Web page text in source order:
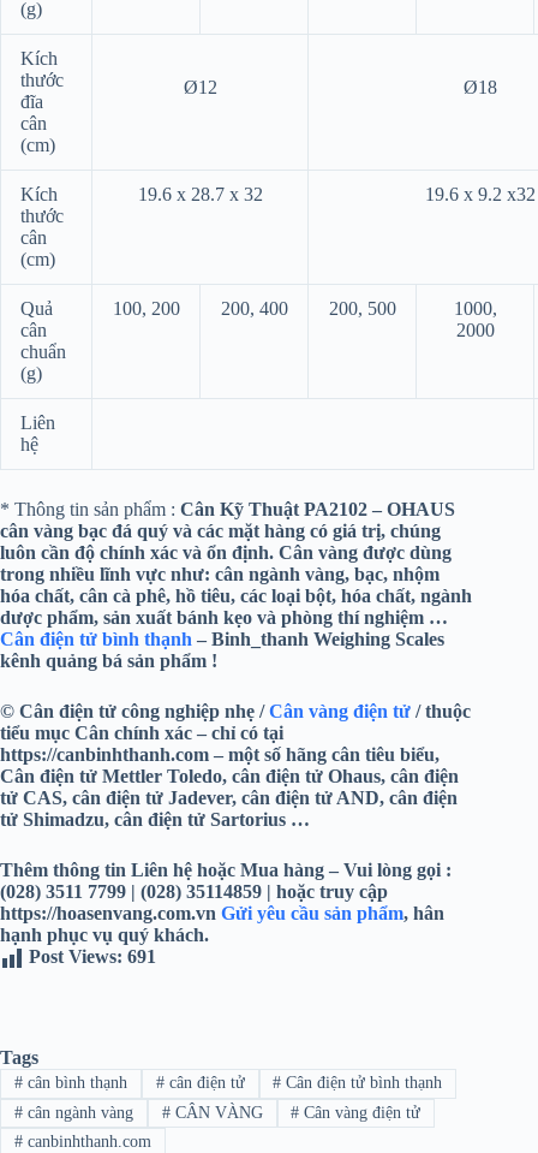
(g)
Kích
thước
đĩa
cân
(cm)
Ø12 Ø18
Kích
thước
cân
(cm)
19.6 x 28.7 x 32 19.6 x 9.2 x32
Quả
cân
chuẩn
(g)
100, 200 200, 400 200, 500
1000,
2000
Liên
hệ
* Thông tin sản phẩm : Cân Kỹ Thuật PA2102 – OHAUS
cân vàng bạc đá quý và các mặt hàng có giá trị, chúng
luôn cần độ chính xác và ổn định. Cân vàng được dùng
trong nhiều lĩnh vực như: cân ngành vàng, bạc, nhộm
hóa chất, cân cà phê, hồ tiêu, các loại bột, hóa chất, ngành
dược phẩm, sản xuất bánh kẹo và phòng thí nghiệm …
Cân điện tử bình thạnh – Binh_thanh Weighing Scales
kênh quảng bá sản phẩm !
© Cân điện tử công nghiệp nhẹ /Cân vàng điện tử / thuộc
tiểu mục Cân chính xác – chỉ có tại
https://canbinhthanh.com – một số hãng cân tiêu biểu,
Cân điện tử Mettler Toledo, cân điện tử Ohaus, cân điện
tử CAS, cân điện tử Jadever, cân điện tử AND, cân điện
tử Shimadzu, cân điện tử Sartorius …
Thêm thông tin Liên hệ hoặc Mua hàng – Vui lòng gọi :
(028) 3511 7799 | (028) 35114859 | hoặc truy cập
https://hoasenvang.com.vn Gửi yêu cầu sản phẩm, hân
hạnh phục vụ quý khách.
Post Views: 691
Tags
#cân bình thạnh #cân điện tử # Cân điện tử bình thạnh
#cân ngành vàng #CÂN VÀNG # Cân vàng điện tử
#canbinhthanh.com